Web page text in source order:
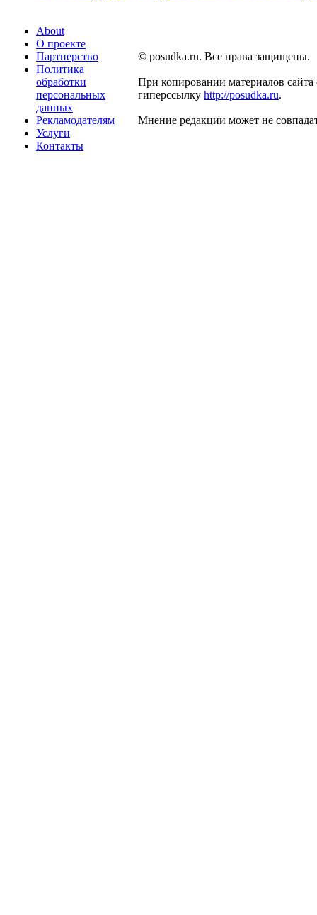
About
О проекте
Партнерство
Политика
обработки
персональных
данных
Рекламодателям
Услуги
Контакты
© posudka.ru. Все права защищены.
При копировании материалов сайта
гиперссылку http://posudka.ru.
Мнение редакции может не